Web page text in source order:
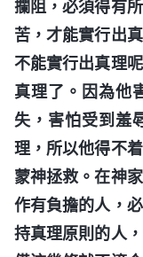
攔阻，必須得有
苦，才能實行出
不能實行出真理
真理了。因為他
失，害怕受到羞
理，所以他得不
蒙神拯救。在神
作有負擔的人，
持真理原則的人